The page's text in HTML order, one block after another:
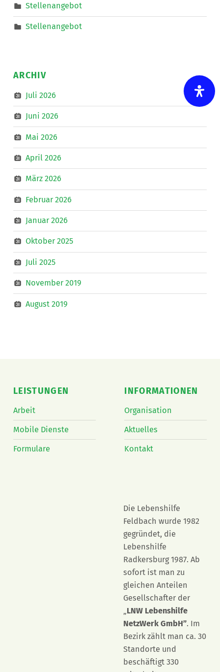
Stellenangebot
Stellenangebot
ARCHIV
Juli 2026
Juni 2026
Mai 2026
April 2026
März 2026
Februar 2026
Januar 2026
Oktober 2025
Juli 2025
November 2019
August 2019
LEISTUNGEN
Arbeit
Mobile Dienste
Formulare
INFORMATIONEN
Organisation
Aktuelles
Kontakt
Die Lebenshilfe
Feldbach wurde 1982
gegründet, die
Lebenshilfe
Radkersburg 1987. Ab
sofort ist man zu
gleichen Anteilen
Gesellschafter der
„LNW Lebenshilfe
NetzWerk GmbH”. Im
Bezirk zählt man ca. 30
Standorte und
beschäftigt 330